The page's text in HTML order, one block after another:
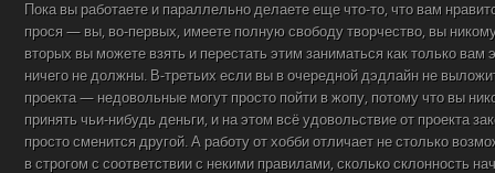
Пока вы работаете и параллельно делаете еще что-то, что вам
прося — вы, во-первых, имеете полную свободу творчество, вы
вторых вы можете взять и перестать этим заниматься как только вам
ничего не должны. В-третьих если вы в очередной дэдлайн не
проекта — недовольные могут просто пойти в жопу, потому что вы
принять чьи-нибудь деньги, и на этом всё удовольствие от проекта
просто сменится другой. А работу от хобби отличает не столько
в строгом с соответствии с некими правилами, сколько склонность